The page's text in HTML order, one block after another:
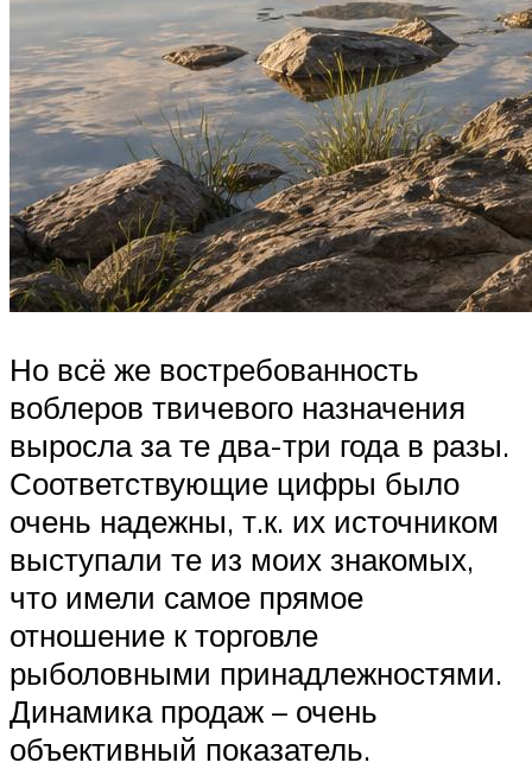
Но всё же востребованность
воблеров твичевого назначения
выросла за те два-три года в разы.
Соответствующие цифры было
очень надежны, т.к. их источником
выступали те из моих знакомых,
что имели самое прямое
отношение к торговле
рыболовными принадлежностями.
Динамика продаж – очень
объективный показатель.